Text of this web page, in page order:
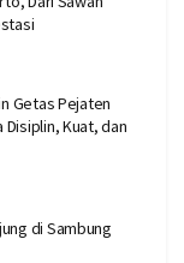
Getas Pejaten
Kuat, dan
di Sambung